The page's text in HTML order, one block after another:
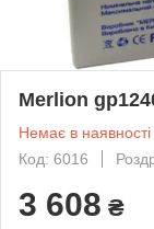
Merlion
Немає в наявності
Код: 6016
3 608 ₴